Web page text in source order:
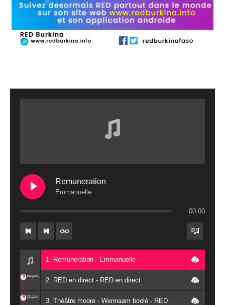
Remuneration
Emmanuelle
00:00
1. Remuneration - Emmanuelle
2. RED en direct - RED en direct
3. Théâtre moore - Wennaam boolé - RED Burkina